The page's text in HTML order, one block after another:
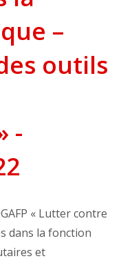
–
outils
-
« Lutter contre
dans la fonction
et